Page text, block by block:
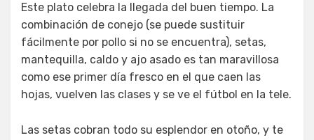
Este plato celebra la llegada del buen tiempo. La
combinación de conejo (se puede sustituir
fácilmente por pollo si no se encuentra), setas,
mantequilla, caldo y ajo asado es tan maravillosa
como ese primer día fresco en el que caen las
hojas, vuelven las clases y se ve el fútbol en la tele.
Las setas cobran todo su esplendor en otoño, y te